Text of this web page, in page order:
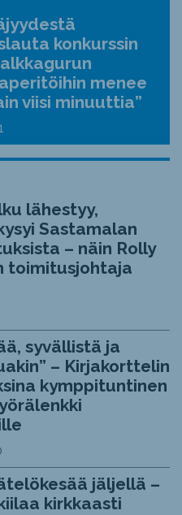
konkurssin
menee
viisi minuuttia”
lähestyy,
Sastamalan
– näin Rolly
toimitusjohtaja
syvällistä ja
– Kirjakorttelin
kymppituntinen
jäljellä –
kirkkaasti